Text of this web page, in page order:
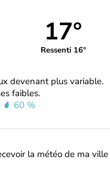
17°
Ressenti 16°
devenant plus variable.
faibles.
60 %
la météo de ma ville